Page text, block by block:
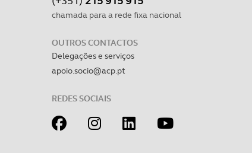
chamada para a rede fixa nacional
OUTROS CONTACTOS
Delegações e serviços
apoio.socio@acp.pt
REDES SOCIAIS